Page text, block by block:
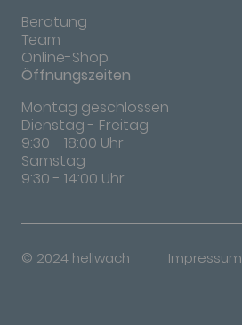
Beratung
Team
Online-Shop
Öffnungszeiten
Montag geschlossen
Dienstag - Freitag
9:30 - 18:00 Uhr
Samstag
9:30 - 14:00 Uhr
© 2024 hellwach Impressum